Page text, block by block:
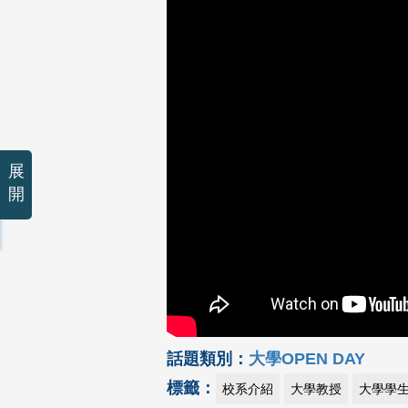
話題類別： 大學OPEN DAY
標籤：
校系介紹 大學教授 大學學生
展
開